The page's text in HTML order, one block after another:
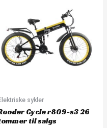
sykler
Cycle r809-s3 26
til salgs